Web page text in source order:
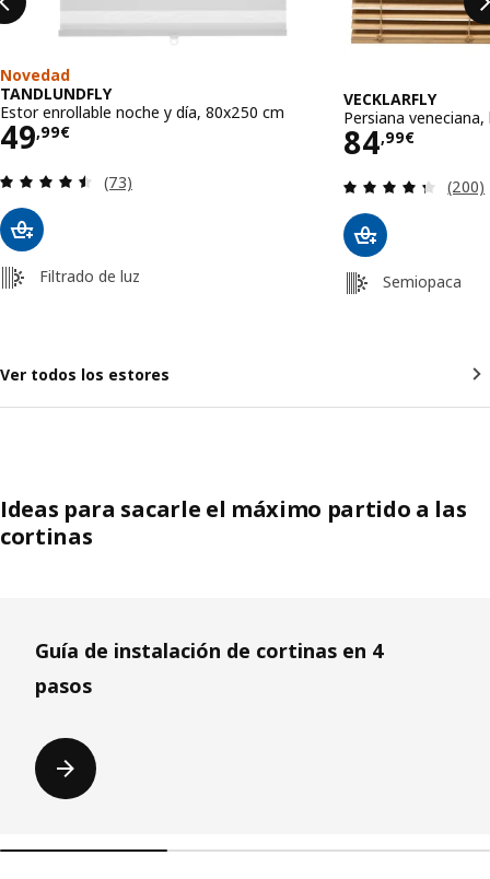
Novedad
TANDLUNDFLY
Estor enrollable noche y día, 80x250 cm
49,99€
Precio 49,99€
Revisa: 4.5 de 5 estrellas. Total opiniones:
(73)
Filtrado de luz
VECKLARFLY
Persiana
84,99€
Precio
(200)
Semiopaca
Ver todos los estores
Ideas para sacarle el máximo partido a las
cortinas
Guía de instalación de cortinas en 4
pasos